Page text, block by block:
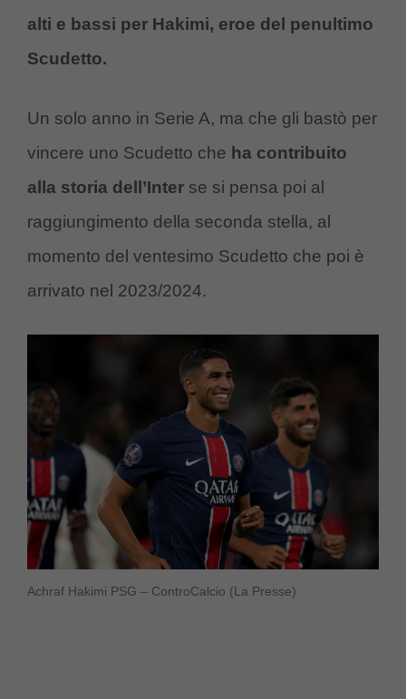
alti e bassi per Hakimi, eroe del penultimo
Scudetto.
Un solo anno in Serie A, ma che gli bastò per
vincere uno Scudetto che ha contribuito
alla storia dell’Inter se si pensa poi al
raggiungimento della seconda stella, al
momento del ventesimo Scudetto che poi è
arrivato nel 2023/2024.
Achraf Hakimi PSG – ControCalcio (La Presse)